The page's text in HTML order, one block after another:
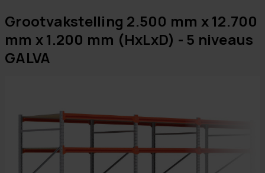
Grootvakstelling 2.500 mm x 12.700
mm x 1.200 mm (HxLxD) - 5 niveaus
GALVA